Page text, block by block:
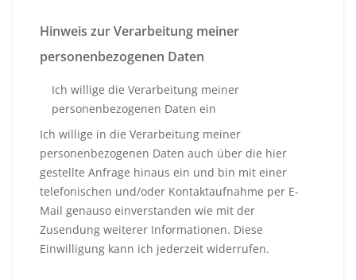
Hinweis zur Verarbeitung meiner
personenbezogenen Daten
Ich willige die Verarbeitung meiner
personenbezogenen Daten ein
Ich willige in die Verarbeitung meiner
personenbezogenen Daten auch über die hier
gestellte Anfrage hinaus ein und bin mit einer
telefonischen und/oder Kontaktaufnahme per E-
Mail genauso einverstanden wie mit der
Zusendung weiterer Informationen. Diese
Einwilligung kann ich jederzeit widerrufen.